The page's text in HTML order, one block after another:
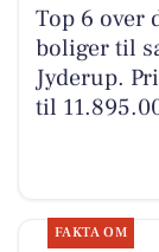
Top 6 over
boliger til
Jyderup.
til
FAKTA OM